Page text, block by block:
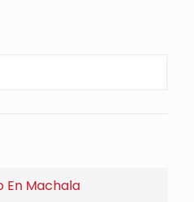
En Machala